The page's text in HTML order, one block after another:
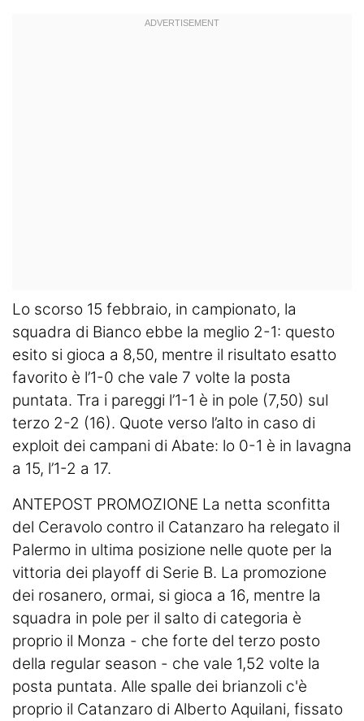
Lo scorso 15 febbraio, in campionato, la
squadra di Bianco ebbe la meglio 2-1: questo
esito si gioca a 8,50, mentre il risultato esatto
favorito è l’1-0 che vale 7 volte la posta
puntata. Tra i pareggi l’1-1 è in pole (7,50) sul
terzo 2-2 (16). Quote verso l’alto in caso di
exploit dei campani di Abate: lo 0-1 è in lavagna
a 15, l’1-2 a 17.
ANTEPOST PROMOZIONE La netta sconfitta
del Ceravolo contro il Catanzaro ha relegato il
Palermo in ultima posizione nelle quote per la
vittoria dei playoff di Serie B. La promozione
dei rosanero, ormai, si gioca a 16, mentre la
squadra in pole per il salto di categoria è
proprio il Monza - che forte del terzo posto
della regular season - che vale 1,52 volte la
posta puntata. Alle spalle dei brianzoli c'è
proprio il Catanzaro di Alberto Aquilani, fissato